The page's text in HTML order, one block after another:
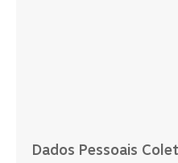
Dados Pessoais